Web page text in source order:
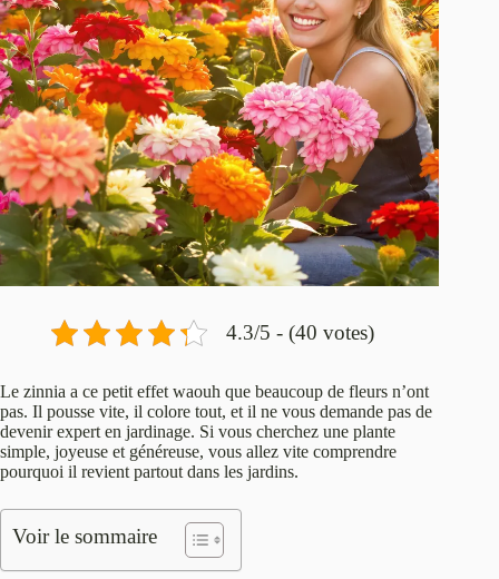
4.3/5 - (40 votes)
Le zinnia a ce petit effet waouh que beaucoup de fleurs n’ont
pas. Il pousse vite, il colore tout, et il ne vous demande pas de
devenir expert en jardinage. Si vous cherchez une plante
simple, joyeuse et généreuse, vous allez vite comprendre
pourquoi il revient partout dans les jardins.
Voir le sommaire